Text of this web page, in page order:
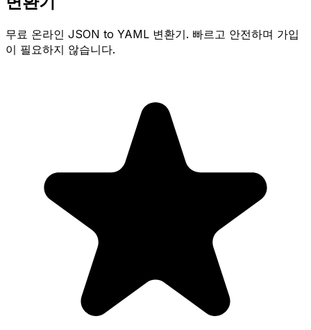
무료 온라인 JSON to YAML 변환기. 빠르고 안전하며 가입
이 필요하지 않습니다.